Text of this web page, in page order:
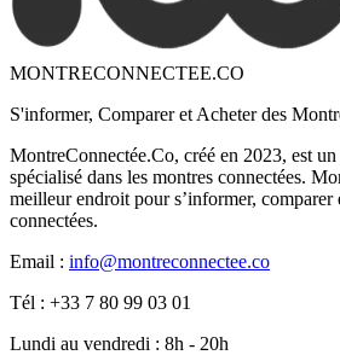
MONTRECONNECTEE.CO
S'informer, Comparer et Acheter des
MontreConnectée.Co, créé en 2023, est
spécialisé dans les montres connectées.
meilleur endroit pour s’informer, comparer
connectées.
Email : info@montreconnectee.co
Tél : +33 7 80 99 03 01
Lundi au vendredi : 8h - 20h